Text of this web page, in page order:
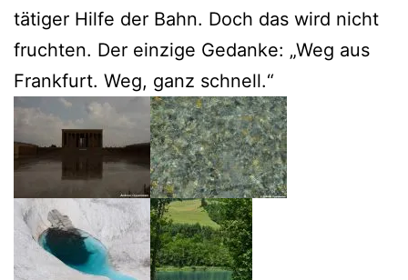
tätiger Hilfe der Bahn. Doch das wird nicht
fruchten. Der einzige Gedanke: „Weg aus
Frankfurt. Weg, ganz schnell.“